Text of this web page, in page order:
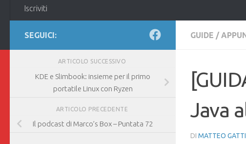
Iscriviti
GUIDE /
Java
DI MATTEO GATTI
SEGUICI:
ARTICOLO SUCCESSIVO
KDE e Slimbook: insieme per il primo
portatile Linux con Ryzen
ARTICOLO PRECEDENTE
Il podcast di Marco’s Box – Puntata 72